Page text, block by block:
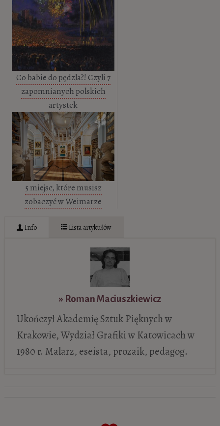
Co babie do pędzla?! Czyli 7
zapomnianych polskich
artystek
5 miejsc, które musisz
zobaczyć w Weimarze
Info Lista artykułów
» Roman Maciuszkiewicz
Ukończył Akademię Sztuk Pięknych w
Krakowie, Wydział Grafiki w Katowicach w
1980 r. Malarz, eseista, prozaik, pedagog.